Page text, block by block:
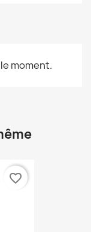
moment.
favorite_border